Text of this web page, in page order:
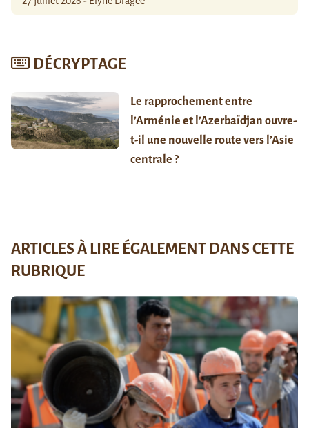
DÉCRYPTAGE
Le rapprochement entre
l’Arménie et l’Azerbaïdjan ouvre-
t-il une nouvelle route vers l’Asie
centrale ?
ARTICLES À LIRE ÉGALEMENT DANS CETTE
RUBRIQUE